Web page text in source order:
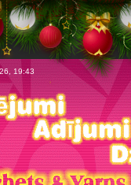
19:43